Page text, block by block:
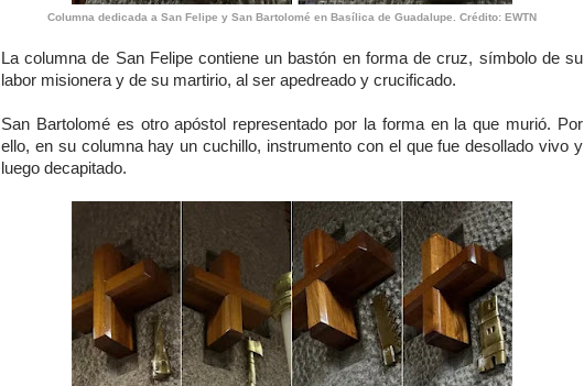
Columna dedicada a San Felipe y San Bartolomé en Basílica de Guadalupe. Crédito: EWTN
La columna de San Felipe contiene un bastón en forma de cruz, símbolo de su
labor misionera y de su martirio, al ser apedreado y crucificado.
San Bartolomé es otro apóstol representado por la forma en la que murió. Por
ello, en su columna hay un cuchillo, instrumento con el que fue desollado vivo y
luego decapitado.